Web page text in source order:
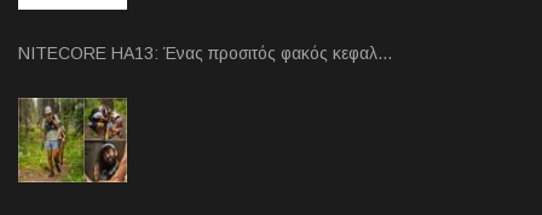
NITECORE HA13: Ένας προσιτός φακός κεφαλ…